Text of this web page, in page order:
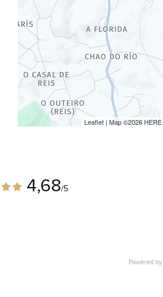
Leaflet | Map ©2026 HERE
4,68/5
Powered by